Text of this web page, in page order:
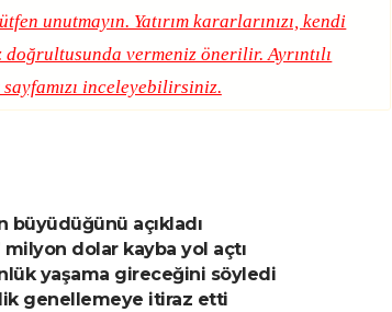
unutmayın. Yatırım kararlarınızı, kendi
vermeniz önerilir. Ayrıntılı
sayfamızı inceleyebilirsiniz.
büyüdüğünü açıkladı
milyon dolar kayba yol açtı
yaşama gireceğini söyledi
genellemeye itiraz etti